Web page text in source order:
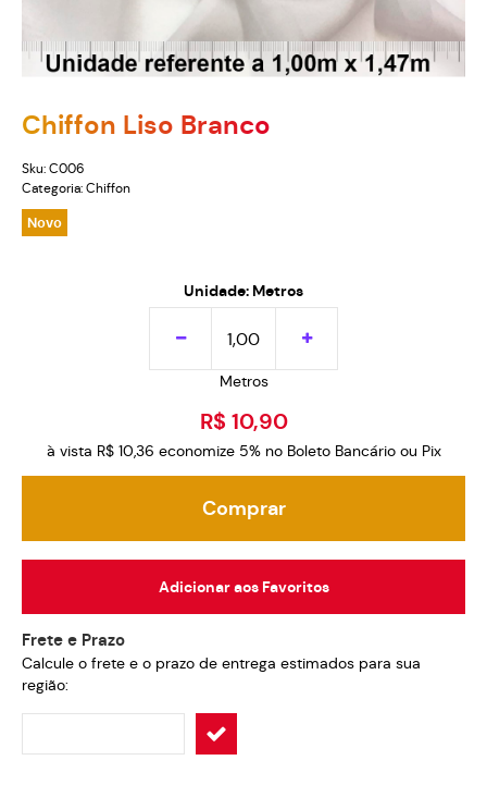
Chiffon Liso Branco
Sku: C006
Categoria: Chiffon
Novo
Unidade: Metros
Metros
R$ 10,90
à vista R$ 10,36 economize 5% no Boleto Bancário ou Pix
Comprar
Adicionar aos Favoritos
Frete e Prazo
Calcule o frete e o prazo de entrega estimados para sua
região: